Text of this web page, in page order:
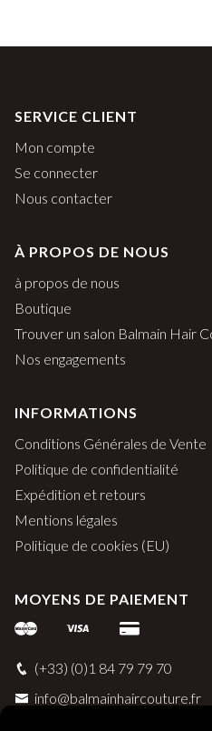
SERVICE CLIENT
Mon compte
Se connecter
Nous contacter
À PROPOS DE NOUS
à propos de nous
Boutique
Trouver un salon Balmain Hair
Nos engagements
INFORMATIONS
Conditions Générales de Vente
Politique de confidentialité
Expédition et retours
Mentions légales
Politique de cookies (EU)
MOYENS DE PAIEMENT
(+33) (0)1 84 79 79 70
info@balmainhaircouture.fr